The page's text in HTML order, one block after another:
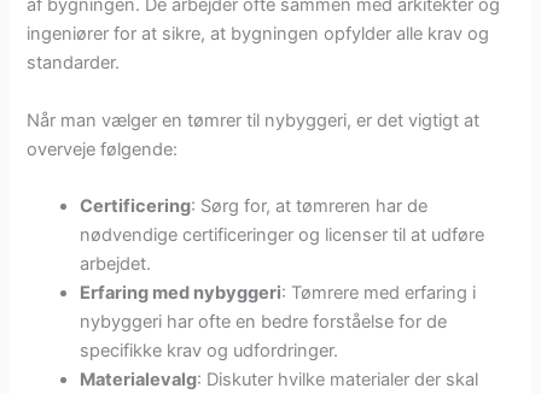
af bygningen. De arbejder ofte sammen med arkitekter og
ingeniører for at sikre, at bygningen opfylder alle krav og
standarder.
Når man vælger en tømrer til nybyggeri, er det vigtigt at
overveje følgende:
Certificering: Sørg for, at tømreren har de
nødvendige certificeringer og licenser til at udføre
arbejdet.
Erfaring med nybyggeri: Tømrere med erfaring i
nybyggeri har ofte en bedre forståelse for de
specifikke krav og udfordringer.
Materialevalg: Diskuter hvilke materialer der skal